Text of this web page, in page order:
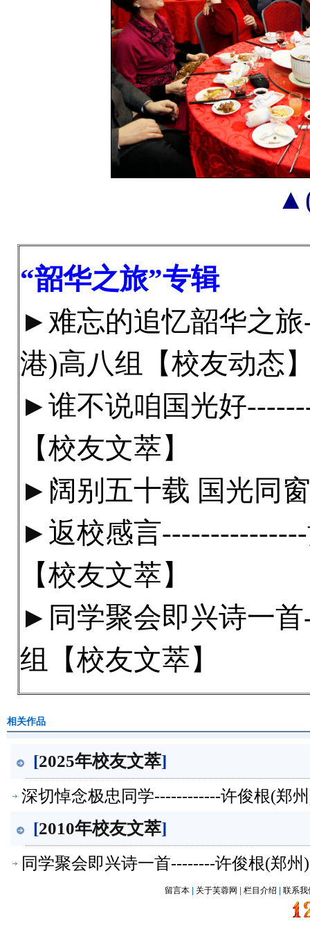
“韶华之旅”专辑
►难忘的追忆韶华之
港)高八组【校友动态
►谁不说咱国光好
【校友文萃】
► 阔别五十载 国光同
►返校感言
【校友文萃】
► 同学聚会即兴诗一
组【校友文萃】
相关作品
[2025年校友文萃]
深切悼念极忠同学------------许俊根(郑
[2010年校友文萃]
同学聚会即兴诗一首--------许俊根(郑
留言本| 关于芙蓉网 栏目介绍 联系我